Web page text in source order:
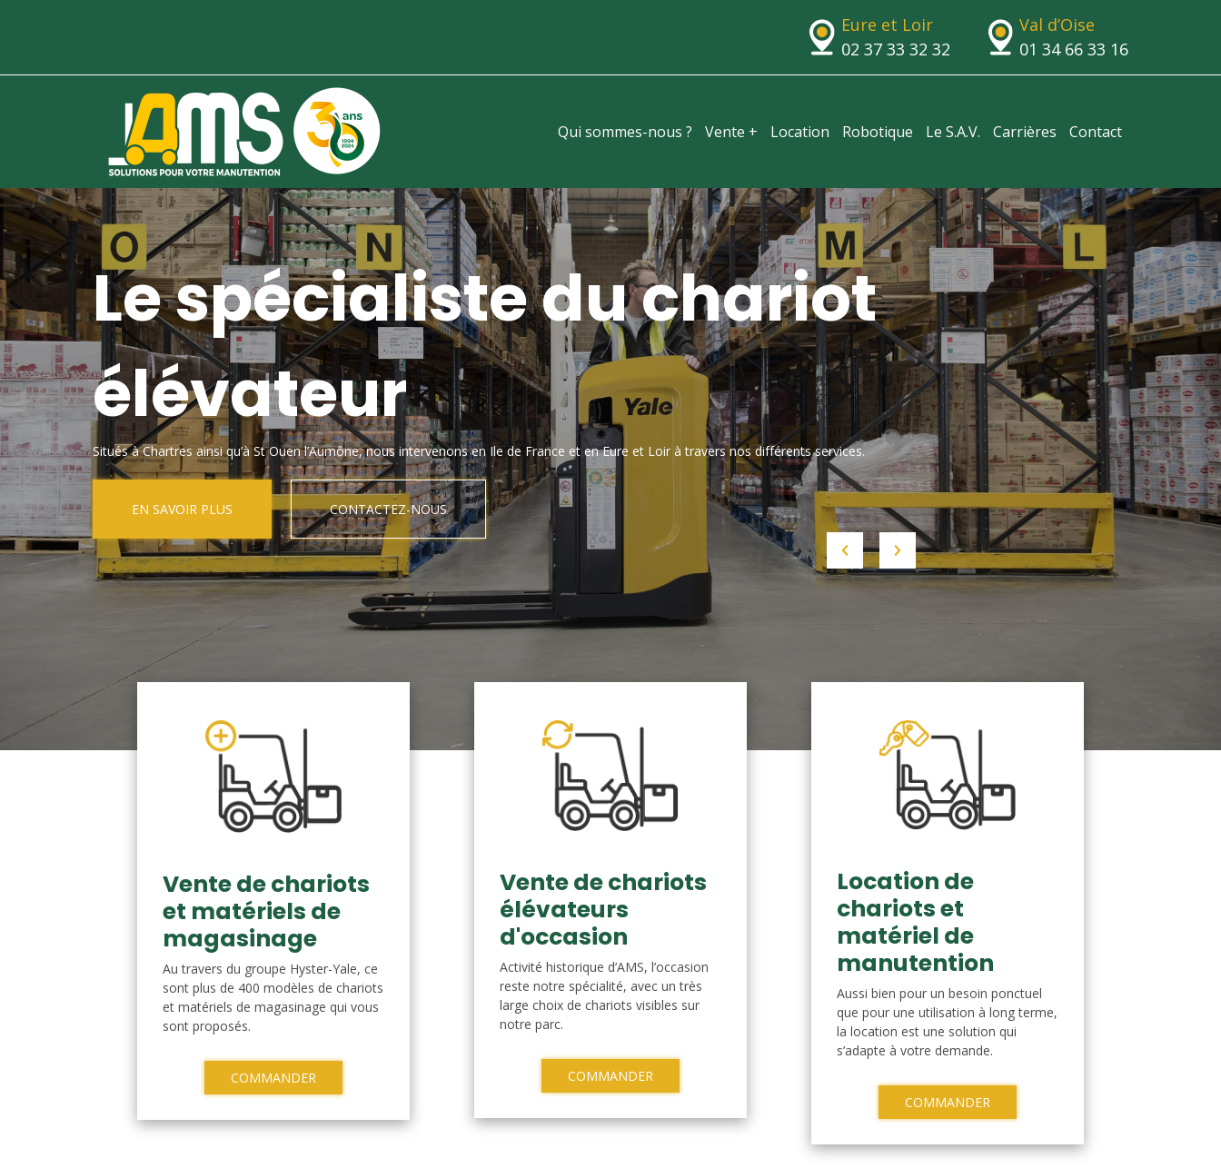
Eure et Loir
02 37 33 32 32
Val d’Oise
01 34 66 33 16
Qui sommes-nous ? Vente + Location Robotique Le S.A.V. Carrières Contact
Le spécialiste du chariot
élévateur
Situés à Chartres ainsi qu’à St Ouen l’Aumône, nous intervenons en Ile de France et en Eure et Loir à travers nos différents services.
EN SAVOIR PLUS CONTACTEZ-NOUS
Vente de chariots
et matériels de
magasinage
Au travers du groupe Hyster-Yale, ce
sont plus de 400 modèles de chariots
et matériels de magasinage qui vous
sont proposés.
COMMANDER
Vente de chariots
élévateurs
d'occasion
Activité historique d’AMS, l’occasion
reste notre spécialité, avec un très
large choix de chariots visibles sur
notre parc.
COMMANDER
Location de
chariots et
matériel de
manutention
Aussi bien pour un besoin ponctuel
que pour une utilisation à long terme,
la location est une solution qui
s’adapte à votre demande.
COMMANDER